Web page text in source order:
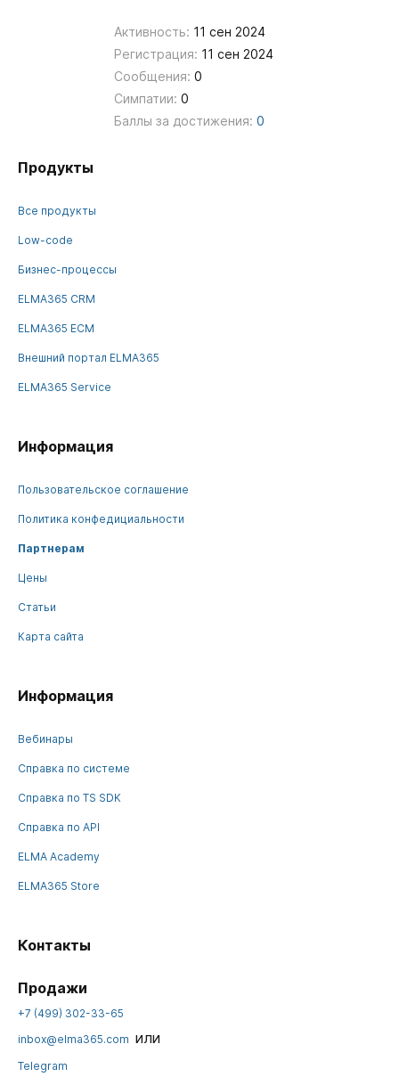
Активность: 11 сен 2024
Регистрация: 11 сен 2024
Сообщения: 0
Симпатии: 0
Баллы за достижения: 0
Продукты
Все продукты
Low-code
Бизнес-процессы
ELMA365 CRM
ELMA365 ECM
Внешний портал ELMA365
ELMA365 Service
Информация
Пользовательское соглашение
Политика конфедициальности
Партнерам
Цены
Статьи
Карта сайта
Информация
Вебинары
Справка по системе
Справка по TS SDK
Справка по API
ELMA Academy
ELMA365 Store
Контакты
Продажи
+7 (499) 302-33-65
inbox@elma365.com или
Telegram